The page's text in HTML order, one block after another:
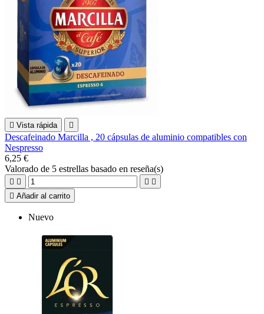
 Vista rápida 
Descafeinado Marcilla , 20 cápsulas de aluminio compatibles con
Nespresso
6,25 €
Valorado de 5 estrellas basado en reseña(s)
   
 Añadir al carrito
Nuevo